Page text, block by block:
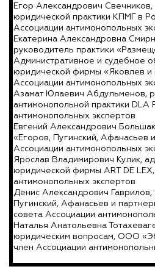
Егор Александрович
юридической практики КПМГ в
Ассоциации антимонопольных
Екатерина Александровна
руководитель практики
Административное и судебное
юридической фирмы «Яковлев и
Ассоциации антимонопольных
Азамат Юлаевич Абдульменов,
антимонопольной практики DLA
антимонопольных экспертов
Евгений Александрович
«Егоров, Пугинский, Афанасьев
Ассоциации антимонопольных
Ярослав Владимирович Кулик,
юридической фирмы ART DE
антимонопольных экспертов
Денис Александрович
Пугинский, Афанасьев и
совета Ассоциации
Наталья Анатольевна
юридическим вопросам, ООО
член Ассоциации